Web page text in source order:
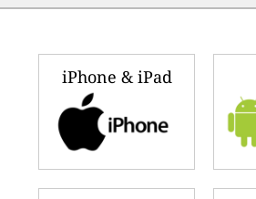
iPhone & iPad